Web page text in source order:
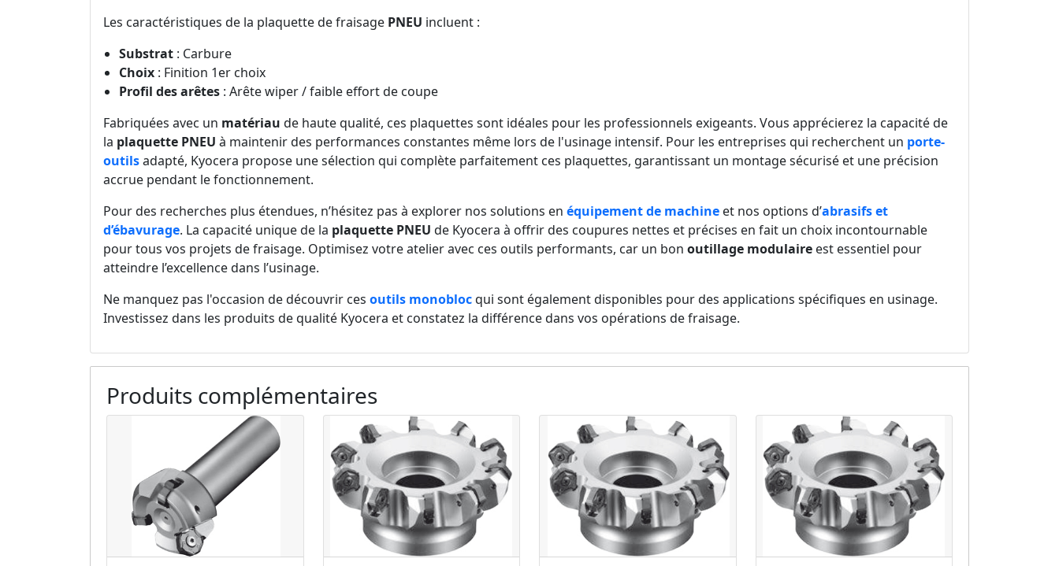
Les caractéristiques de la plaquette de fraisage PNEU incluent :
Substrat : Carbure
Choix : Finition 1er choix
Profil des arêtes : Arête wiper / faible effort de coupe
Fabriquées avec un matériau de haute qualité, ces plaquettes sont idéales pour les professionnels exigeants. Vous apprécierez la capacité de
la plaquette PNEU à maintenir des performances constantes même lors de l'usinage intensif. Pour les entreprises qui recherchent un porte-
outilsadapté, Kyocera propose une sélection qui complète parfaitement ces plaquettes, garantissant un montage sécurisé et une précision
accrue pendant le fonctionnement.
Pour des recherches plus étendues, n’hésitez pas à explorer nos solutions en équipement de machine et nos options d’abrasifs et
d’ébavurage. La capacité unique de la plaquette PNEU de Kyocera à offrir des coupures nettes et précises en fait un choix incontournable
pour tous vos projets de fraisage. Optimisez votre atelier avec ces outils performants, car un bon outillage modulaire est essentiel pour
atteindre l’excellence dans l’usinage.
Ne manquez pas l'occasion de découvrir ces outils monoblocqui sont également disponibles pour des applications spécifiques en usinage.
Investissez dans les produits de qualité Kyocera et constatez la différence dans vos opérations de fraisage.
Produits complémentaires